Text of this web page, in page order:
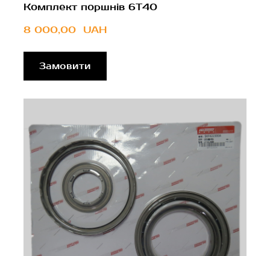
Комплект поршнів 6T40
8 000,00  UAH
Замовити